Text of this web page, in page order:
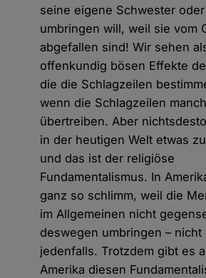
seine eigene Schwester
umbringen will, weil sie vom
abgefallen sind! Wir sehen
offenkundig bösen Effekte
die die Schlagzeilen
wenn die Schlagzeilen
übertreiben. Aber
in der heutigen Welt etwas
und das ist der religiöse
Fundamentalismus. In
ganz so schlimm, weil die
im Allgemeinen nicht
deswegen umbringen – nicht
jedenfalls. Trotzdem gibt es
Amerika diesen